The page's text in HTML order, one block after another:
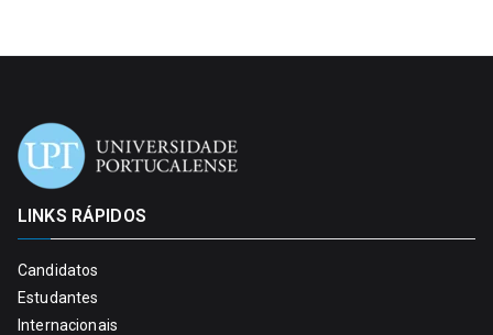
LINKS RÁPIDOS
Candidatos
Estudantes
Internacionais